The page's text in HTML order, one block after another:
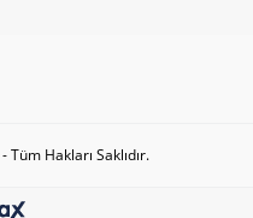
- Tüm Hakları Saklıdır.